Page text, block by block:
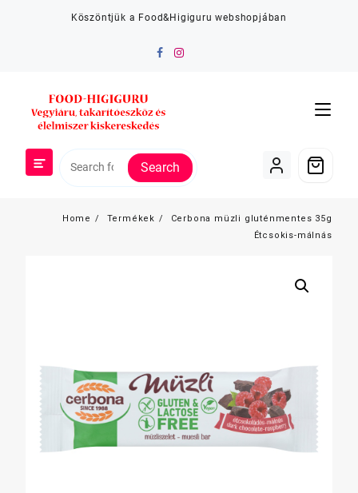
Köszöntjük a Food&Higiguru webshopjában
Search
Home Termékek
Cerbona müzli gluténmentes 35g
Étcsokis-málnás